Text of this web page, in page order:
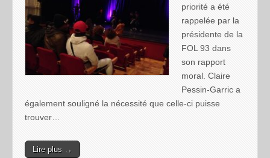
priorité a été
rappelée par la
présidente de la
FOL 93 dans
son rapport
moral. Claire
Pessin-Garric a
également souligné la nécessité que celle-ci puisse
trouver…
Lire plus →